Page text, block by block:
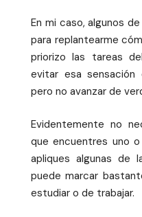
En mi caso, algunos
para replantearme
priorizo las tareas
evitar esa
pero no avanzar de
Evidentemente no
que encuentres uno
apliques algunas de
puede marcar
estudiar o de trabajar.